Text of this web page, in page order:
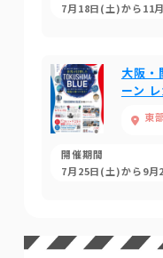
7月18日(土)から11
大阪
ーン
東部
開催期間
7月25日(土)から9月